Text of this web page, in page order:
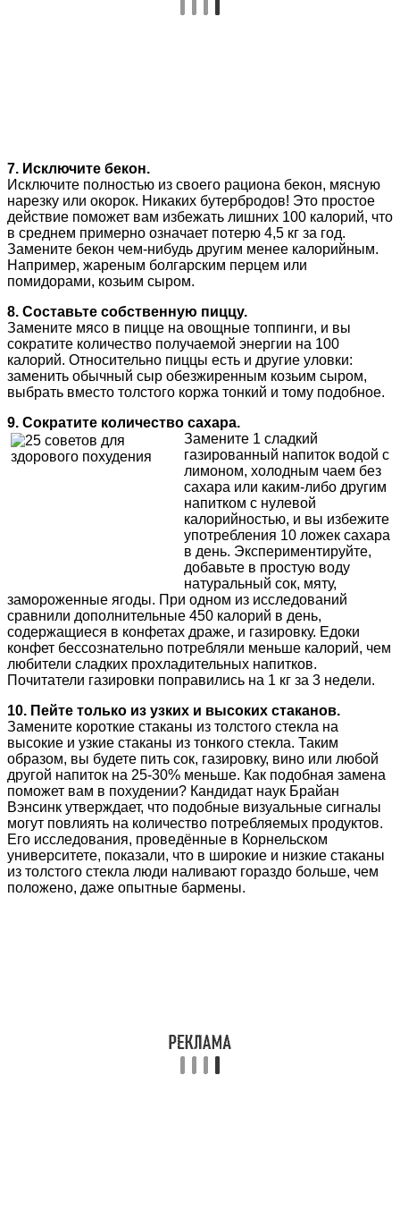
7. Исключите бекон.
Исключите полностью из своего рациона бекон, мясную
нарезку или окорок. Никаких бутербродов! Это простое
действие поможет вам избежать лишних 100 калорий, что
в среднем примерно означает потерю 4,5 кг за год.
Замените бекон чем-нибудь другим менее калорийным.
Например, жареным болгарским перцем или
помидорами, козьим сыром.
8. Составьте собственную пиццу.
Замените мясо в пицце на овощные топпинги, и вы
сократите количество получаемой энергии на 100
калорий. Относительно пиццы есть и другие уловки:
заменить обычный сыр обезжиренным козьим сыром,
выбрать вместо толстого коржа тонкий и тому подобное.
9. Сократите количество сахара.
Замените 1 сладкий
газированный напиток водой с
лимоном, холодным чаем без
сахара или каким-либо другим
напитком с нулевой
калорийностью, и вы избежите
употребления 10 ложек сахара
в день. Экспериментируйте,
добавьте в простую воду
натуральный сок, мяту,
замороженные ягоды. При одном из исследований
сравнили дополнительные 450 калорий в день,
содержащиеся в конфетах драже, и газировку. Едоки
конфет бессознательно потребляли меньше калорий, чем
любители сладких прохладительных напитков.
Почитатели газировки поправились на 1 кг за 3 недели.
10. Пейте только из узких и высоких стаканов.
Замените короткие стаканы из толстого стекла на
высокие и узкие стаканы из тонкого стекла. Таким
образом, вы будете пить сок, газировку, вино или любой
другой напиток на 25-30% меньше. Как подобная замена
поможет вам в похудении? Кандидат наук Брайан
Вэнсинк утверждает, что подобные визуальные сигналы
могут повлиять на количество потребляемых продуктов.
Его исследования, проведённые в Корнельском
университете, показали, что в широкие и низкие стаканы
из толстого стекла люди наливают гораздо больше, чем
положено, даже опытные бармены.